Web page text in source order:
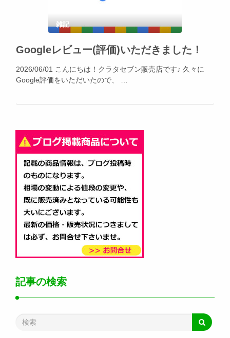
雑記
Googleレビュー(評価)いただきました！
2026/06/01 こんにちは！クラタセブン販売店です♪ 久々に
Google評価をいただいたので、 …
記事の検索